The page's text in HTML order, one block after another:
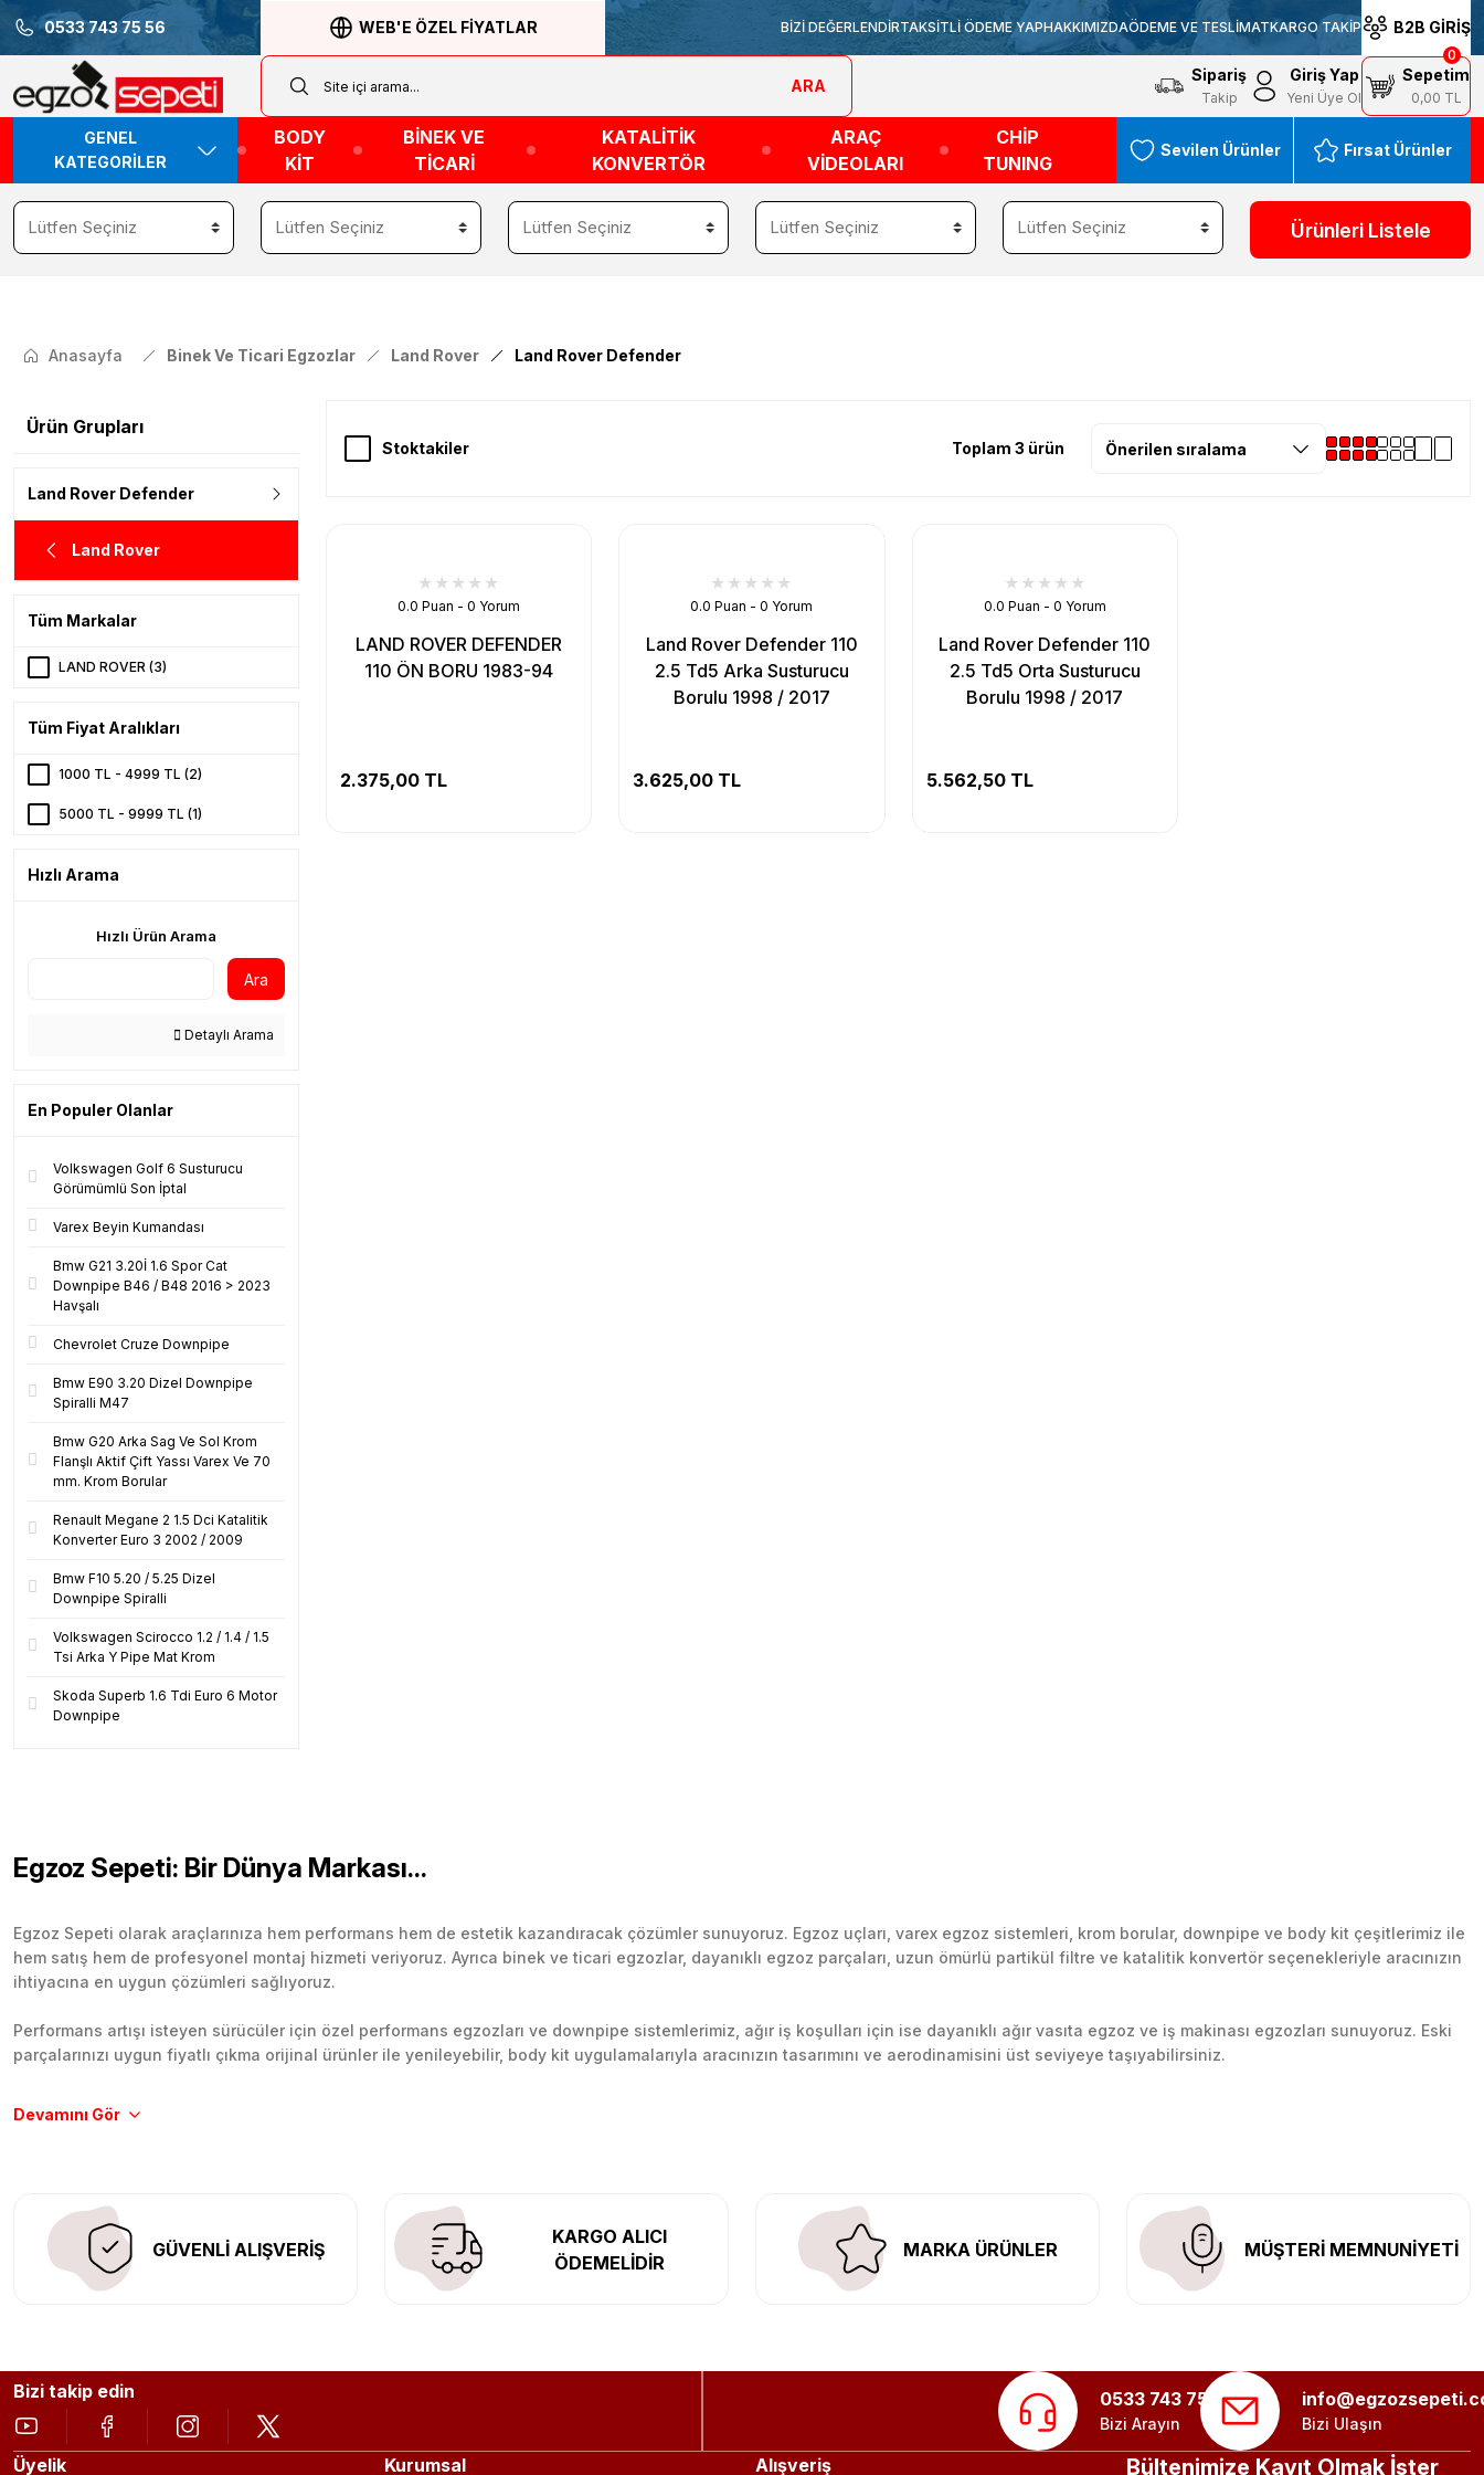
0533 743 75 56 WEB'E ÖZEL FİYATLAR BİZİ DEĞERLENDİRTAKSİTLİ ÖDEME YAPHAKKIMIZDAÖDEME VE TESLİMATKARGO TAKİP B2B GİRİŞ
ARA
Sipariş
Takip
Giriş Yap
Yeni Üye Ol
Sepetim
0,00 TL
0
GENEL
KATEGORİLER
BODY
KİT
BİNEK VE
TİCARİ
KATALİTİK
KONVERTÖR
ARAÇ
VİDEOLARI
CHİP
TUNING
Sevilen Ürünler Fırsat Ürünler
Ürünleri Listele
Anasayfa Binek Ve Ticari Egzozlar Land Rover Land Rover Defender
Ürün Grupları
Land Rover Defender
Land Rover
Tüm Markalar
LAND ROVER (3)
Tüm Fiyat Aralıkları
1000 TL - 4999 TL (2)
5000 TL - 9999 TL (1)
Hızlı Arama
Hızlı Ürün Arama
Ara
Detaylı Arama
En Populer Olanlar
Volkswagen Golf 6 Susturucu
Görümümlü Son İptal
Varex Beyin Kumandası
Bmw G21 3.20İ 1.6 Spor Cat
Downpipe B46 / B48 2016 > 2023
Havşalı
Chevrolet Cruze Downpipe
Bmw E90 3.20 Dizel Downpipe
Spiralli M47
Bmw G20 Arka Sag Ve Sol Krom
Flanşlı Aktif Çift Yassı Varex Ve 70
mm. Krom Borular
Renault Megane 2 1.5 Dci Katalitik
Konverter Euro 3 2002 / 2009
Bmw F10 5.20 / 5.25 Dizel
Downpipe Spiralli
Volkswagen Scirocco 1.2 / 1.4 / 1.5
Tsi Arka Y Pipe Mat Krom
Skoda Superb 1.6 Tdi Euro 6 Motor
Downpipe
Stoktakiler Toplam 3 ürün
0.0 Puan - 0 Yorum
LAND ROVER DEFENDER
110 ÖN BORU 1983-94
2.375,00 TL
0.0 Puan - 0 Yorum
Land Rover Defender 110
2.5 Td5 Arka Susturucu
Borulu 1998 / 2017
3.625,00 TL
0.0 Puan - 0 Yorum
Land Rover Defender 110
2.5 Td5 Orta Susturucu
Borulu 1998 / 2017
5.562,50 TL
Egzoz Sepeti: Bir Dünya Markası...
Egzoz Sepeti olarak araçlarınıza hem performans hem de estetik kazandıracak çözümler sunuyoruz. Egzoz uçları, varex egzoz sistemleri, krom borular, downpipe ve body kit çeşitlerimiz ile
hem satış hem de profesyonel montaj hizmeti veriyoruz. Ayrıca binek ve ticari egzozlar, dayanıklı egzoz parçaları, uzun ömürlü partikül filtre ve katalitik konvertör seçenekleriyle aracınızın
ihtiyacına en uygun çözümleri sağlıyoruz.
Performans artışı isteyen sürücüler için özel performans egzozları ve downpipe sistemlerimiz, ağır iş koşulları için ise dayanıklı ağır vasıta egzoz ve iş makinası egzozları sunuyoruz. Eski
parçalarınızı uygun fiyatlı çıkma orijinal ürünler ile yenileyebilir, body kit uygulamalarıyla aracınızın tasarımını ve aerodinamisini üst seviyeye taşıyabilirsiniz.
Tüm ürünlerimiz orijinal, dayanıklı ve uzun ömürlüdür. İstanbul’daki montaj merkezimizde profesyonel montaj yapıyor, Türkiye’nin her yerine güvenli kargo ile teslimat gerçekleştiriyoruz.
GÜVENLİ ALIŞVERİŞ
KARGO ALICI
ÖDEMELİDİR
MARKA ÜRÜNLER MÜŞTERİ MEMNUNİYETİ
Bizi takip edin 0533 743 75 56
Bizi Arayın Bizi Ulaşın
Üyelik Kurumsal Alışveriş Bültenimize Kayıt Olmak İster